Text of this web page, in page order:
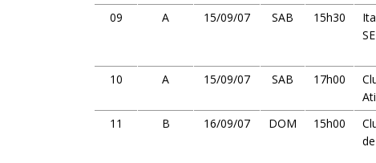
09
A 15/09/07 SAB 15h30
10 A 15/09/07 SAB 17h00
11
B 16/09/07 DOM 15h00